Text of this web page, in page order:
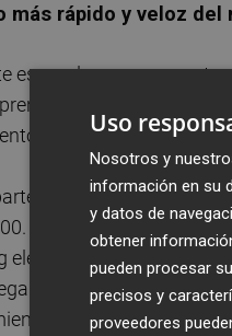
más rápido y veloz del
es que logramos
en
en Ford Racing.
de una historia
Después, el Super
eléctrico podía llegar a
de potencia, el
eléctrico extremo
Uso
Nosotros y
información en su
y datos de
obtener
pueden procesar
precisos y
proveedores